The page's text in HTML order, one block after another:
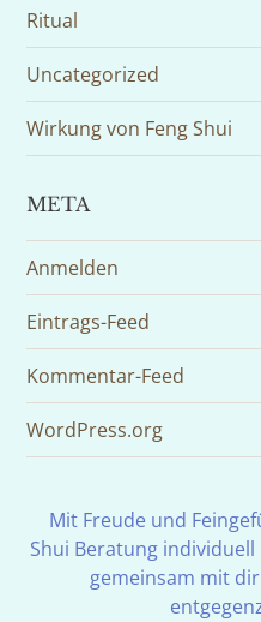
Ritual
Uncategorized
Wirkung von Feng Shui
META
Anmelden
Eintrags-Feed
Kommentar-Feed
WordPress.org
Mit Freude und
Shui Beratung
gemeinsam mit